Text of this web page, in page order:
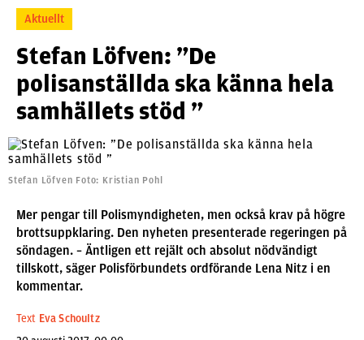
Aktuellt
Stefan Löfven: ”De
polisanställda ska känna hela
samhällets stöd ”
Stefan Löfven Foto: Kristian Pohl
Mer pengar till Polismyndigheten, men också krav på högre
brottsuppklaring. Den nyheten presenterade regeringen på
söndagen. – Äntligen ett rejält och absolut nödvändigt
tillskott, säger Polisförbundets ordförande Lena Nitz i en
kommentar.
Text Eva Schoultz